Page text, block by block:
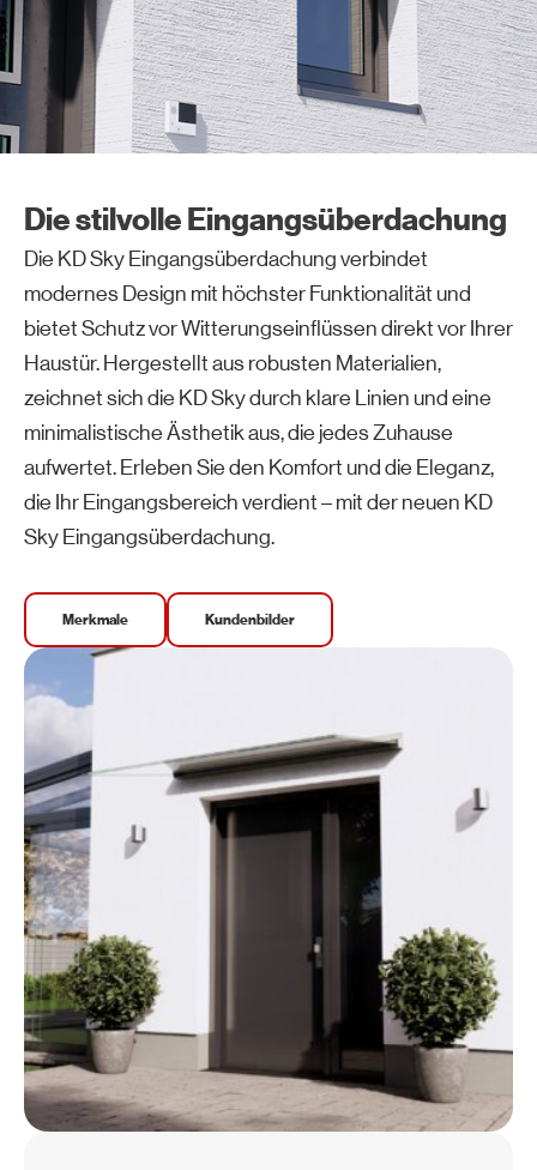
Die stilvolle Eingangsüberdachung
Die KD Sky Eingangsüberdachung verbindet
modernes Design mit höchster Funktionalität und
bietet Schutz vor Witterungseinflüssen direkt vor Ihrer
Haustür. Hergestellt aus robusten Materialien,
zeichnet sich die KD Sky durch klare Linien und eine
minimalistische Ästhetik aus, die jedes Zuhause
aufwertet. Erleben Sie den Komfort und die Eleganz,
die Ihr Eingangsbereich verdient – mit der neuen KD
Sky Eingangsüberdachung.
Merkmale Kundenbilder